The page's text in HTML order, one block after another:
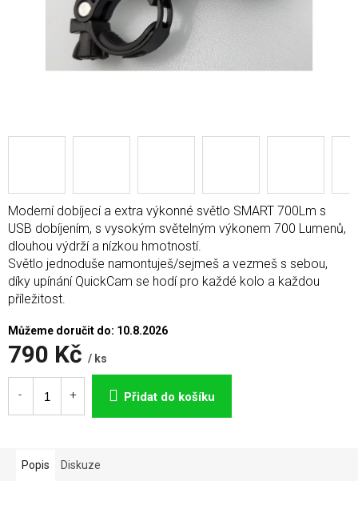
790 Kč / ks
Měrná
cena:
Můžeme doručit do: 10.8.2026
Přidat do košíku
Moderní dobíjecí a extra výkonné světlo SMART 700Lm s
USB dobíjením, s vysokým světelným výkonem 700 Lumenů,
dlouhou výdrží a nízkou hmotností.
Světlo jednoduše namontuješ/sejmeš a vezmeš s sebou,
díky upínání QuickCam se hodí pro každé kolo a každou
příležitost.
Popis Diskuze